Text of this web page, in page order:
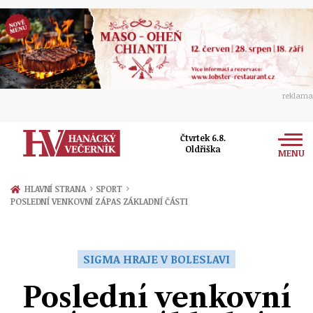
reklama
Čtvrtek 6.8.
Oldřiška
MENU
Zprávy
Přerov
Ekonomika
Ženy
Sport
HLAVNÍ STRANA › SPORT ›
POSLEDNÍ VENKOVNÍ ZÁPAS ZÁKLADNÍ ČÁSTI
SIGMA HRAJE V BOLESLAVI
Poslední venkovní